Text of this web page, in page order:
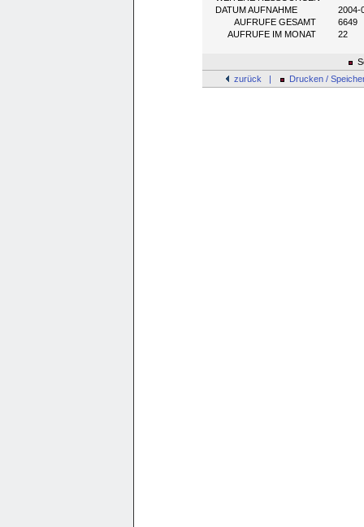
DATUM AUFNAHME
2004-
AUFRUFE GESAMT
6649
AUFRUFE IM MONAT
22
zurück |
Drucken /